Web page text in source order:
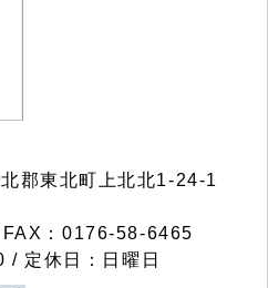
郡東北町上北北1-24-1
：0176-58-6465
定休日：日曜日